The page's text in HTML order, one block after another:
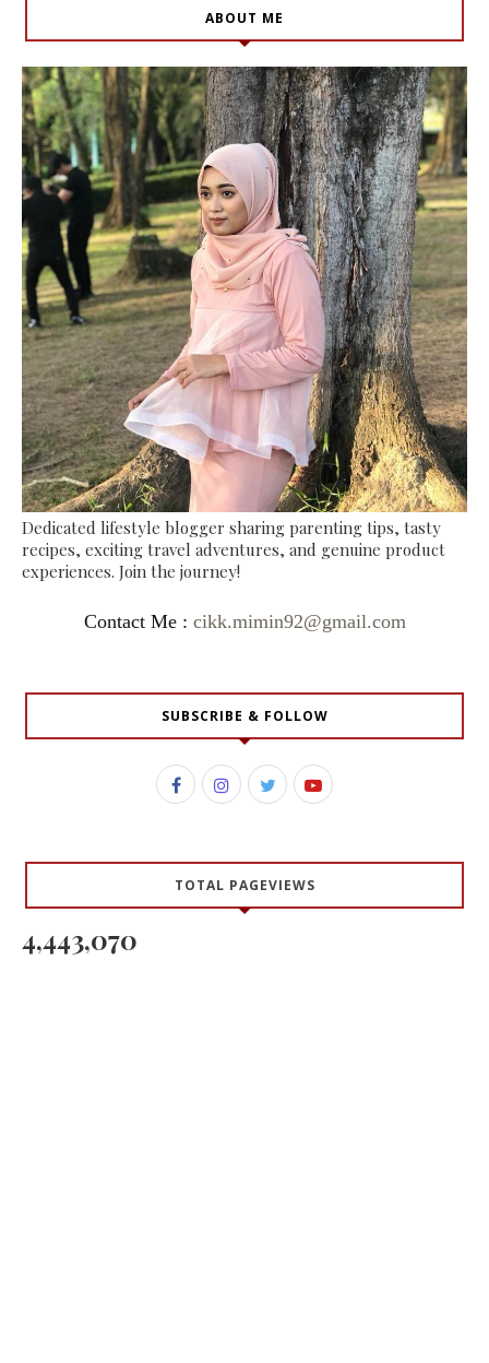
ABOUT ME
Dedicated lifestyle blogger sharing parenting tips, tasty
recipes, exciting travel adventures, and genuine product
experiences. Join the journey!
Contact Me : cikk.mimin92@gmail.com
SUBSCRIBE & FOLLOW
TOTAL PAGEVIEWS
4,443,070